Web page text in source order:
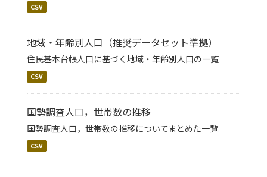
CSV
地域・年齢別人口（推奨データセット準拠）
住民基本台帳人口に基づく地域・年齢別人口の一覧
CSV
国勢調査人口，世帯数の推移
国勢調査人口，世帯数の推移についてまとめた一覧
CSV